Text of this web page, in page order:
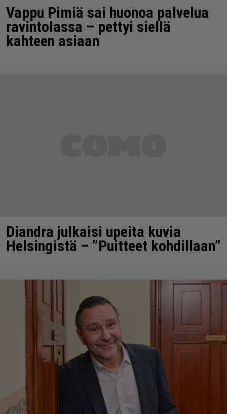
Vappu Pimiä sai huonoa palvelua
ravintolassa – pettyi siellä
kahteen asiaan
Diandra julkaisi upeita kuvia
Helsingistä – ”Puitteet kohdillaan”